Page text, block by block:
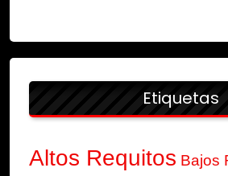
Etiquetas
Altos Requitos Bajos